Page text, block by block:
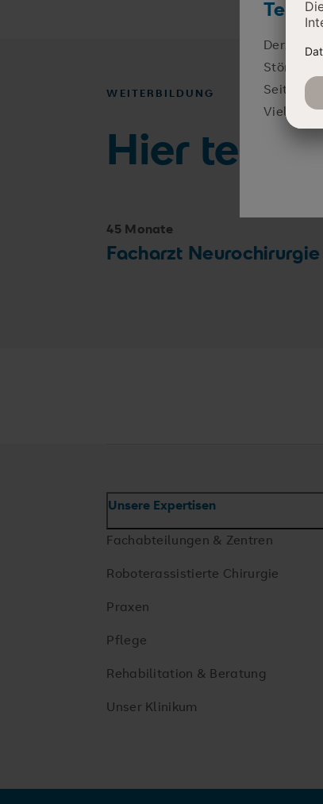
Derzeit
Störung
Seiten
Vielen
WEITERBILDUNG
Hier teile
45 Monate
Facharzt Neurochirurgie
Unsere Expertisen
Fachabteilungen & Zentren
Roboterassistierte Chirurgie
Praxen
Pflege
Rehabilitation & Beratung
Unser Klinikum